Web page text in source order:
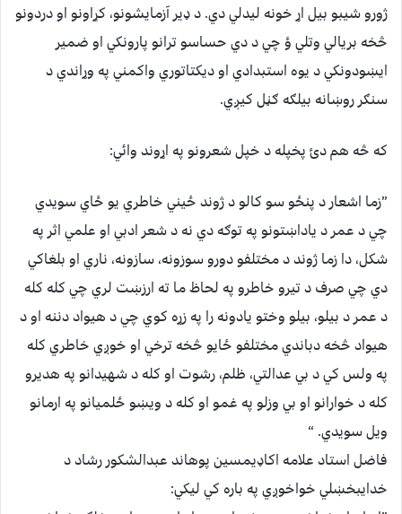
ژورو شيبو بيل اړ خونه ليدلي دي. د ډير آزمايشونو، کړاونو او دردونو
څخه بريالي وتلي ؤ چي د دي حساسو ترانو پارونکي او ضمير
ايښودونکي د يوه استبدادي او ديکتاتوري واکمني په وړاندي د
سنګر روښانه بيلګه ګڼل کيږي.
که څه هم دئ پخپله د خپل شعرونو په اړوند وائي:
”زما اشعار د پنځو سو کالو د ژوند ځيني خاطري يو ځاي سويدي
چي د عمر د ياداښتونو په توګه دي نه د شعر ادبي او علمي اثر په
شکل، دا زما ژوند د مختلفو دورو سوزونه، سازونه، ناري او بلغاکي
دي چي صرف د تيرو خاطرو په لحاظ ما ته ارزښت لري چي کله کله
د عمر د بيلو، بيلو وختو يادونه را په زړه کوي چي د هيواد دننه او د
هيواد څخه دباندي مختلفو ځايو څخه ترخي او خوږي خاطري کله
په ولس کي د بي عدالتي، ظلم، رشوت او کله د شهيدانو په هديرو
کله د خوارانو او بي وزلو په غمو او کله د ويښو ځلميانو په ارمانو
ويل سويدي. “
فاضل استاد علامه اکاډيمسين پوهاند عبدالشکور رشاد د
خدايبخښلي خواخوږي په باره کي ليکي: